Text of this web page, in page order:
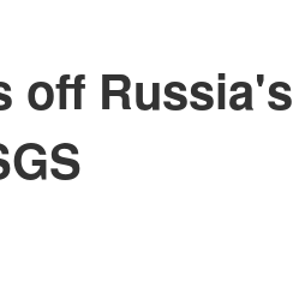
off Russia's